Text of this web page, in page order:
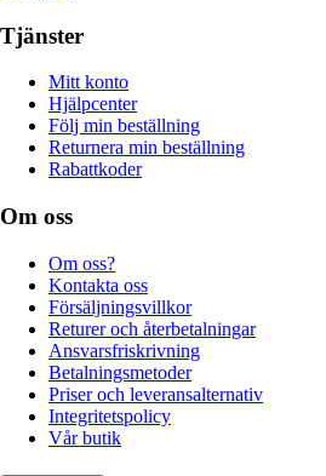
Tjänster
Mitt konto
Hjälpcenter
Följ min beställning
Returnera min beställning
Rabattkoder
Om oss
Om oss?
Kontakta oss
Försäljningsvillkor
Returer och återbetalningar
Ansvarsfriskrivning
Betalningsmetoder
Priser och leveransalternativ
Integritetspolicy
Vår butik